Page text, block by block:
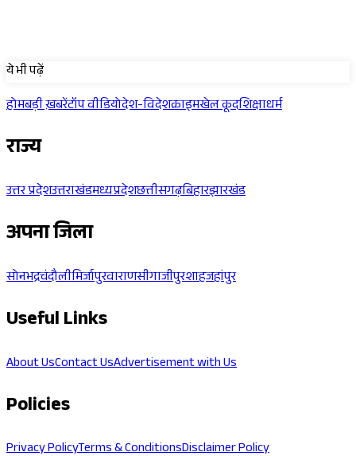
ये भी पढ़ें
होमबड़ी ख़बरेंटॉप वीडियोदेश-विदेशक्राइमखेल कूदशिक्षाधर्म
राज्य
उत्तर प्रदेशउत्तराखंडमध्यप्रदेशछत्तीसगढ़बिहारझारखंड
अपना जिला
सोनभद्रचंदौलीमिर्जापुरवाराणसीगाजीपुरशाहजहांपुर
Useful Links
About UsContact UsAdvertisement with Us
Policies
Privacy PolicyTerms & ConditionsDisclaimer Policy